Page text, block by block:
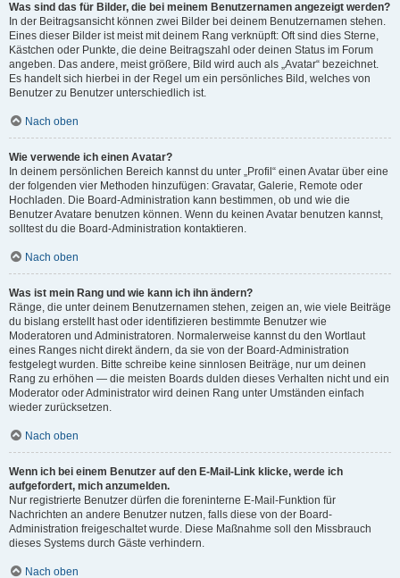
Was sind das für Bilder, die bei meinem Benutzernamen angezeigt werden?
In der Beitragsansicht können zwei Bilder bei deinem Benutzernamen stehen.
Eines dieser Bilder ist meist mit deinem Rang verknüpft: Oft sind dies Sterne,
Kästchen oder Punkte, die deine Beitragszahl oder deinen Status im Forum
angeben. Das andere, meist größere, Bild wird auch als „Avatar“ bezeichnet.
Es handelt sich hierbei in der Regel um ein persönliches Bild, welches von
Benutzer zu Benutzer unterschiedlich ist.
Nach oben
Wie verwende ich einen Avatar?
In deinem persönlichen Bereich kannst du unter „Profil“ einen Avatar über eine
der folgenden vier Methoden hinzufügen: Gravatar, Galerie, Remote oder
Hochladen. Die Board-Administration kann bestimmen, ob und wie die
Benutzer Avatare benutzen können. Wenn du keinen Avatar benutzen kannst,
solltest du die Board-Administration kontaktieren.
Nach oben
Was ist mein Rang und wie kann ich ihn ändern?
Ränge, die unter deinem Benutzernamen stehen, zeigen an, wie viele Beiträge
du bislang erstellt hast oder identifizieren bestimmte Benutzer wie
Moderatoren und Administratoren. Normalerweise kannst du den Wortlaut
eines Ranges nicht direkt ändern, da sie von der Board-Administration
festgelegt wurden. Bitte schreibe keine sinnlosen Beiträge, nur um deinen
Rang zu erhöhen — die meisten Boards dulden dieses Verhalten nicht und ein
Moderator oder Administrator wird deinen Rang unter Umständen einfach
wieder zurücksetzen.
Nach oben
Wenn ich bei einem Benutzer auf den E-Mail-Link klicke, werde ich
aufgefordert, mich anzumelden.
Nur registrierte Benutzer dürfen die foreninterne E-Mail-Funktion für
Nachrichten an andere Benutzer nutzen, falls diese von der Board-
Administration freigeschaltet wurde. Diese Maßnahme soll den Missbrauch
dieses Systems durch Gäste verhindern.
Nach oben